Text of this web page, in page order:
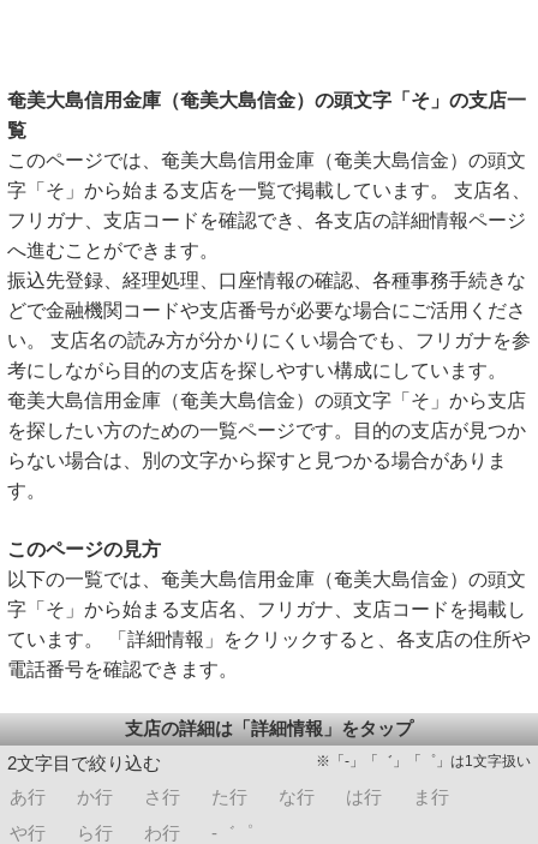
奄美大島信用金庫（奄美大島信金）の頭文字「そ」の支店一
覧
このページでは、奄美大島信用金庫（奄美大島信金）の頭文
字「そ」から始まる支店を一覧で掲載しています。 支店名、
フリガナ、支店コードを確認でき、各支店の詳細情報ページ
へ進むことができます。
振込先登録、経理処理、口座情報の確認、各種事務手続きな
どで金融機関コードや支店番号が必要な場合にご活用くださ
い。 支店名の読み方が分かりにくい場合でも、フリガナを参
考にしながら目的の支店を探しやすい構成にしています。
奄美大島信用金庫（奄美大島信金）の頭文字「そ」から支店
を探したい方のための一覧ページです。目的の支店が見つか
らない場合は、別の文字から探すと見つかる場合がありま
す。
このページの見方
以下の一覧では、奄美大島信用金庫（奄美大島信金）の頭文
字「そ」から始まる支店名、フリガナ、支店コードを掲載し
ています。 「詳細情報」をクリックすると、各支店の住所や
電話番号を確認できます。
支店の詳細は「詳細情報」をタップ
2文字目で絞り込む
※「-」「゛」「゜」は1文字扱い
あ行 か行 さ行 た行 な行 は行
ま行
や行
ら行 わ行 -゛゜